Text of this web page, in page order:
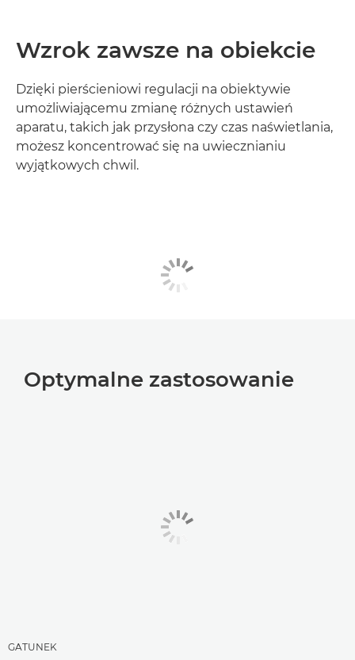
Wzrok zawsze na obiekcie
Dzięki pierścieniowi regulacji na obiektywie
umożliwiającemu zmianę różnych ustawień
aparatu, takich jak przysłona czy czas naświetlania,
możesz koncentrować się na uwiecznianiu
wyjątkowych chwil.
Optymalne zastosowanie
GATUNEK